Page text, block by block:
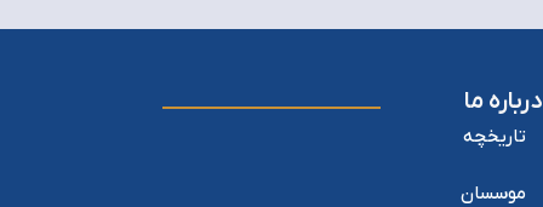
درباره ما
تاریخچه
موسسان